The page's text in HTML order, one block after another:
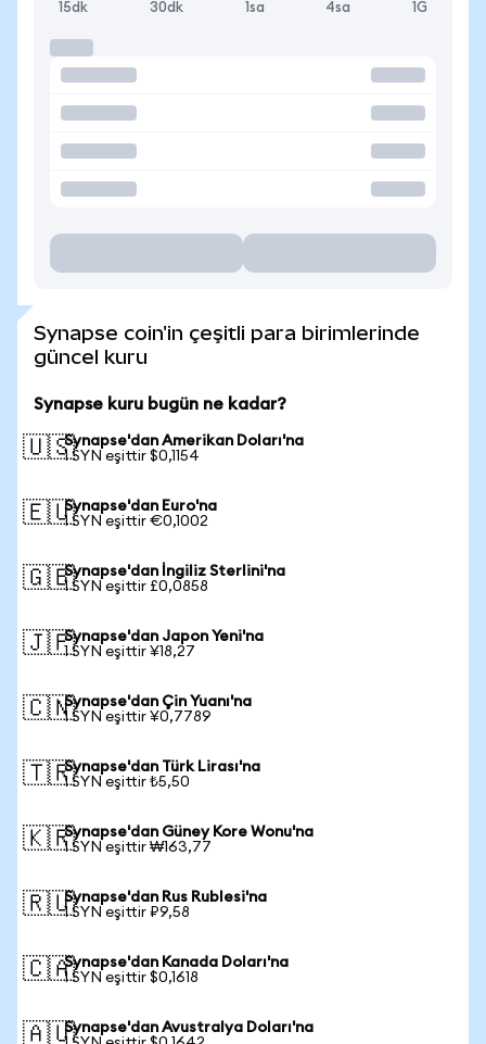
15dk 30dk 1sa 4sa 1G
Synapse coin'in çeşitli para birimlerinde
güncel kuru
Synapse kuru bugün ne kadar?
🇺🇸Synapse'dan Amerikan Doları'na
1 SYN eşittir $0,1154
🇪🇺Synapse'dan Euro'na
1 SYN eşittir €0,1002
🇬🇧Synapse'dan İngiliz Sterlini'na
1 SYN eşittir £0,0858
🇯🇵Synapse'dan Japon Yeni'na
1 SYN eşittir ¥18,27
🇨🇳Synapse'dan Çin Yuanı'na
1 SYN eşittir ¥0,7789
🇹🇷Synapse'dan Türk Lirası'na
1 SYN eşittir ₺5,50
🇰🇷Synapse'dan Güney Kore Wonu'na
1 SYN eşittir ₩163,77
🇷🇺Synapse'dan Rus Rublesi'na
1 SYN eşittir ₽9,58
🇨🇦Synapse'dan Kanada Doları'na
1 SYN eşittir $0,1618
🇦🇺Synapse'dan Avustralya Doları'na